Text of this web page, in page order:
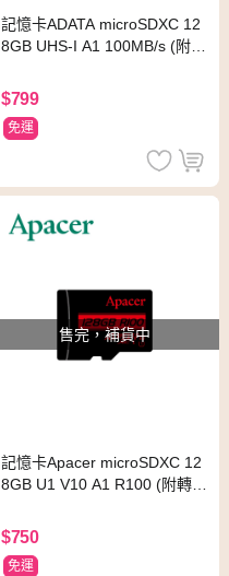
記憶卡ADATA microSDXC 12
8GB UHS-I A1 100MB/s (附轉
$799
免運
售完，補貨中
記憶卡Apacer microSDXC 12
8GB U1 V10 A1 R100 (附轉
$750
免運